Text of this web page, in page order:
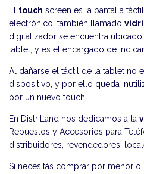
El touch screen es la pantalla
electrónico, también llamado
digitalizador se encuentra
tablet, y es el encargado de
Al dañarse el táctil de la tablet no
dispositivo, y por ello queda
por un nuevo touch.
En DistriLand nos dedicamos a la
Repuestos y Accesorios para
distribuidores, revendedores,
Si necesitás comprar por menor